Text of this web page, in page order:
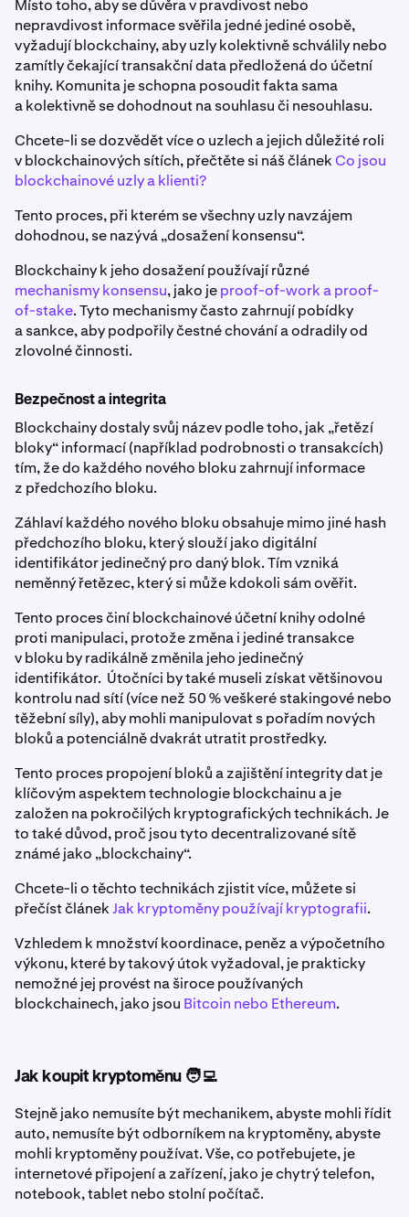
Místo toho, aby se důvěra v pravdivost nebo
nepravdivost informace svěřila jedné jediné osobě,
vyžadují blockchainy, aby uzly kolektivně schválily nebo
zamítly čekající transakční data předložená do účetní
knihy. Komunita je schopna posoudit fakta sama
a kolektivně se dohodnout na souhlasu či nesouhlasu.
Chcete-li se dozvědět více o uzlech a jejich důležité roli
v blockchainových sítích, přečtěte si náš článek Co jsou
blockchainové uzly a klienti?
Tento proces, při kterém se všechny uzly navzájem
dohodnou, se nazývá „dosažení konsensu“.
Blockchainy k jeho dosažení používají různé
mechanismy konsensu, jako jeproof-of-work a proof-
of-stake. Tyto mechanismy často zahrnují pobídky
a sankce, aby podpořily čestné chování a odradily od
zlovolné činnosti.
Bezpečnost a integrita
Blockchainy dostaly svůj název podle toho, jak „řetězí
bloky“ informací (například podrobnosti o transakcích)
tím, že do každého nového bloku zahrnují informace
z předchozího bloku.
Záhlaví každého nového bloku obsahuje mimo jiné hash
předchozího bloku, který slouží jako digitální
identifikátor jedinečný pro daný blok. Tím vzniká
neměnný řetězec, který si může kdokoli sám ověřit.
Tento proces činí blockchainové účetní knihy odolné
proti manipulaci, protože změna i jediné transakce
v bloku by radikálně změnila jeho jedinečný
identifikátor. Útočníci by také museli získat většinovou
kontrolu nad sítí (více než 50 % veškeré stakingové nebo
těžební síly), aby mohli manipulovat s pořadím nových
bloků a potenciálně dvakrát utratit prostředky.
Tento proces propojení bloků a zajištění integrity dat je
klíčovým aspektem technologie blockchainu a je
založen na pokročilých kryptografických technikách. Je
to také důvod, proč jsou tyto decentralizované sítě
známé jako „blockchainy“.
Chcete-li o těchto technikách zjistit více, můžete si
přečíst článekJak kryptoměny používají kryptografii.
Vzhledem k množství koordinace, peněz a výpočetního
výkonu, které by takový útok vyžadoval, je prakticky
nemožné jej provést na široce používaných
blockchainech, jako jsou Bitcoin nebo Ethereum.
Jak koupit kryptoměnu 🧑‍💻
Stejně jako nemusíte být mechanikem, abyste mohli řídit
auto, nemusíte být odborníkem na kryptoměny, abyste
mohli kryptoměny používat. Vše, co potřebujete, je
internetové připojení a zařízení, jako je chytrý telefon,
notebook, tablet nebo stolní počítač.